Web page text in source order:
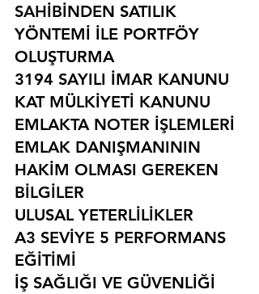
SAHİBİNDEN SATILIK
YÖNTEMİ İLE PORTFÖY
OLUŞTURMA
3194 SAYILI İMAR KANUNU
KAT MÜLKİYETİ KANUNU
EMLAKTA NOTER İŞLEMLERİ
EMLAK DANIŞMANININ
HAKİM OLMASI GEREKEN
BİLGİLER
ULUSAL YETERLİLİKLER
A3 SEVİYE 5 PERFORMANS
EĞİTİMİ
İŞ SAĞLIĞI VE GÜVENLİĞİ